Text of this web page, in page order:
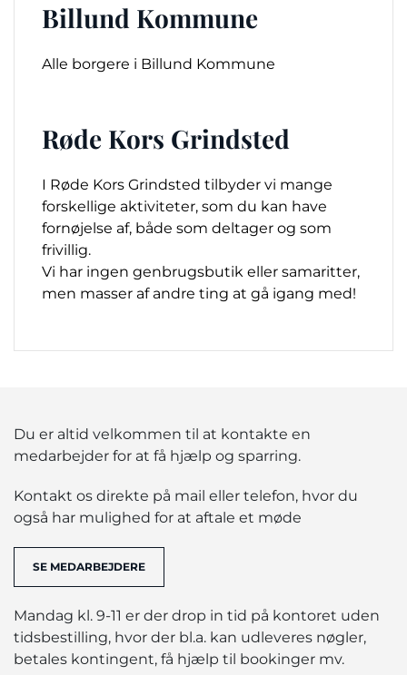
Billund Kommune
Alle borgere i Billund Kommune
Røde Kors Grindsted
I Røde Kors Grindsted tilbyder vi mange
forskellige aktiviteter, som du kan have
fornøjelse af, både som deltager og som
frivillig.
Vi har ingen genbrugsbutik eller samaritter,
men masser af andre ting at gå igang med!
Du er altid velkommen til at kontakte en
medarbejder for at få hjælp og sparring.
Kontakt os direkte på mail eller telefon, hvor du
også har mulighed for at aftale et møde
SE MEDARBEJDERE
Mandag kl. 9-11 er der drop in tid på kontoret uden
tidsbestilling, hvor der bl.a. kan udleveres nøgler,
betales kontingent, få hjælp til bookinger mv.